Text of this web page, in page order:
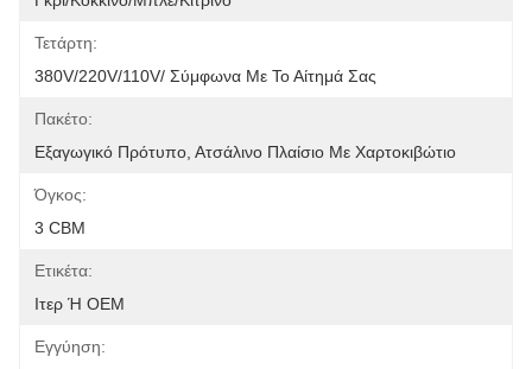
Τετάρτη:
380V/220V/110V/ Σύμφωνα Με Το Αίτημά Σας
Πακέτο:
Εξαγωγικό Πρότυπο, Ατσάλινο Πλαίσιο Με Χαρτοκιβώτιο
Όγκος:
3 CBM
Ετικέτα:
Ιτερ Ή OEM
Εγγύηση: